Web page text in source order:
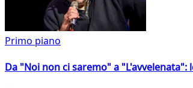
Primo piano
Da "Noi non ci saremo" a